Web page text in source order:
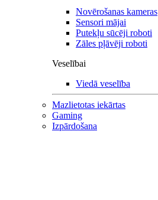
Novērošanas kameras
Sensori mājai
Putekļu sūcēji roboti
Zāles pļāvēji roboti
Veselībai
Viedā veselība
Mazlietotas iekārtas
Gaming
Izpārdošana